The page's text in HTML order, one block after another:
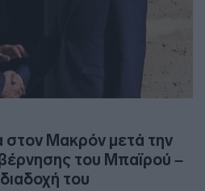
στον Μακρόν μετά την
του Μπαϊρού –
του